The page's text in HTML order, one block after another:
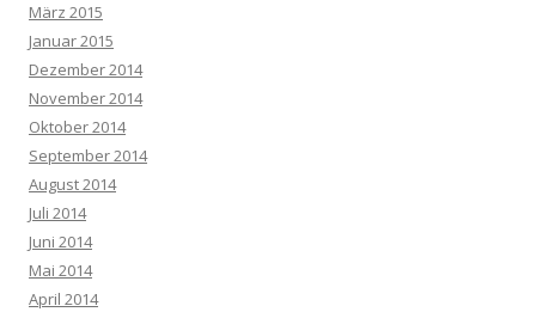
März 2015
Januar 2015
Dezember 2014
November 2014
Oktober 2014
September 2014
August 2014
Juli 2014
Juni 2014
Mai 2014
April 2014